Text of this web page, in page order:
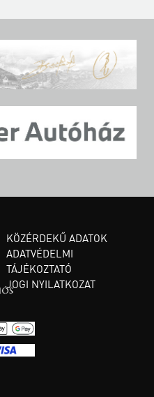
KÖZÉRDEKŰ ADATOK
ADATVÉDELMI
TÁJÉKOZTATÓ
JOGI NYILATKOZAT